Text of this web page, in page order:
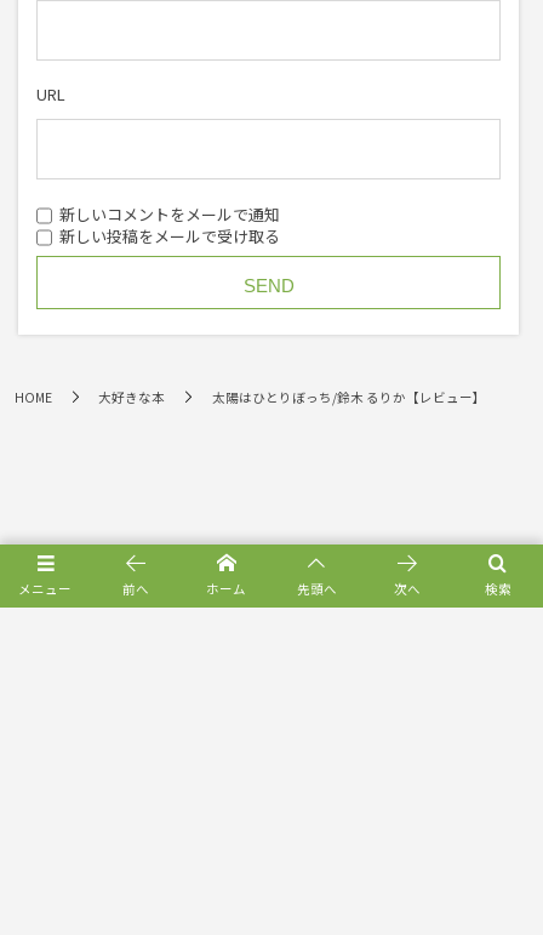
URL
新しいコメントをメールで通知
新しい投稿をメールで受け取る
HOME 大好きな本 太陽はひとりぼっち/鈴木 るりか【レビュー】
メニュー 検索
前へ ホーム 先頭へ 次へ